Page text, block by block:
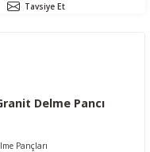
Tavsiye Et
Delme Pancı
Pançları